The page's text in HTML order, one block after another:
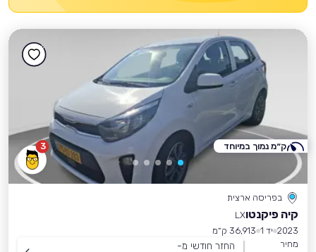
3
בפריסה ארצית
קיה פיקנטוLX
2023 יד 1
36,913 ק״מ
מחיר
החזר חודשי מ-
ק״מ נמוך במיוחד